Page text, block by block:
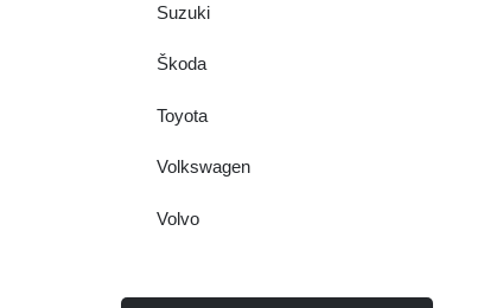
Suzuki
Škoda
Toyota
Volkswagen
Volvo